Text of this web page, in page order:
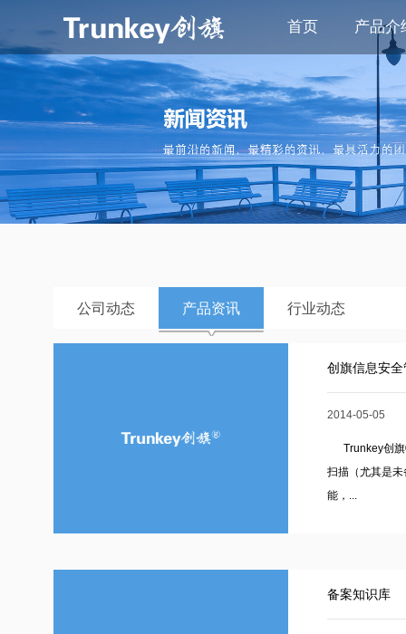
首页 产品介
公司动态 产品资讯 行业动态
创旗信息安
2014-05-05
Trunkey创旗®
扫描（尤其是
能，...
备案知识库